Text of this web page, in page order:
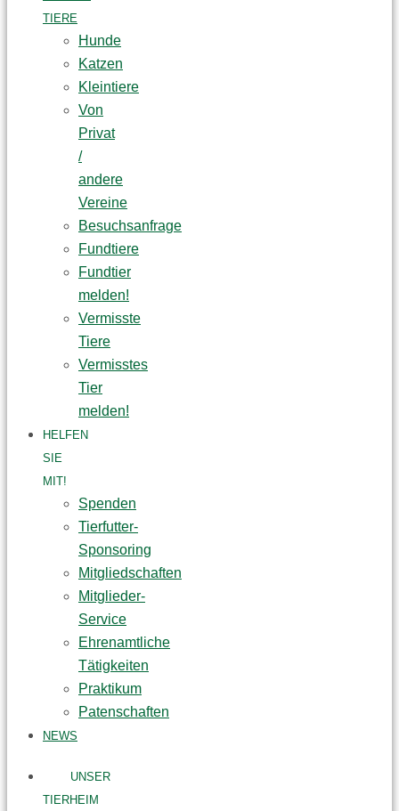
TIERE
Hunde
Katzen
Kleintiere
Von
Privat
/
andere
Vereine
Besuchsanfrage
Fundtiere
Fundtier
melden!
Vermisste
Tiere
Vermisstes
Tier
melden!
HELFEN
SIE
MIT!
Spenden
Tierfutter-
Sponsoring
Mitgliedschaften
Mitglieder-
Service
Ehrenamtliche
Tätigkeiten
Praktikum
Patenschaften
NEWS
UNSER
TIERHEIM